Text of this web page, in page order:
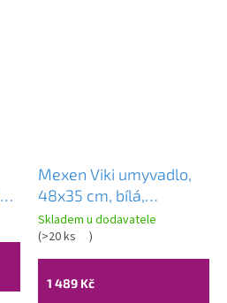
Mexen Viki umyvadlo,
48x35 cm, bílá,
21054800
Skladem u dodavatele
(>20 ks )
1 489 Kč